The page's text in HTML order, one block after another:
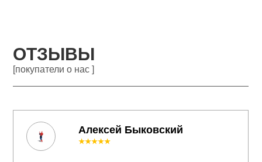
ОТЗЫВЫ
[покупатели о нас ]
Алексей Быковский
★★★★★